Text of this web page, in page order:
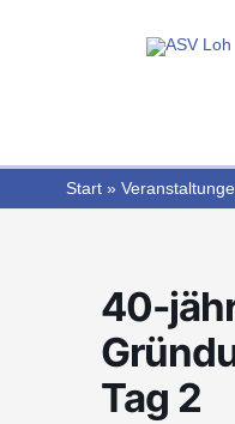
Start
40-
Tag 2